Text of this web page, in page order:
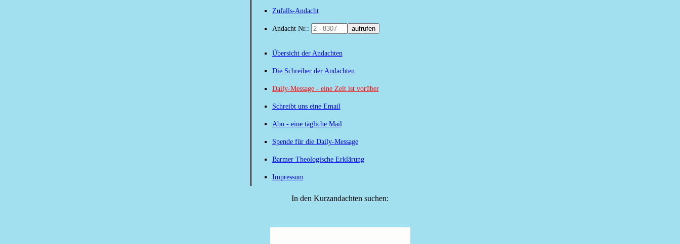
Zufalls-Andacht
Andacht Nr.: aufrufen
Übersicht der Andachten
Die Schreiber der Andachten
Daily-Message - eine Zeit ist vorüber
Schreibt uns eine Email
Abo - eine tägliche Mail
Spende für die Daily-Message
Barmer Theologische Erklärung
Impressum
In den Kurzandachten suchen: